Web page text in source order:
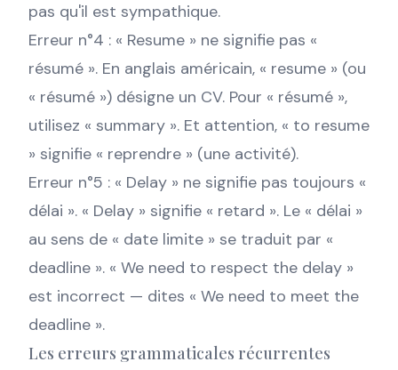
pas qu'il est sympathique.
Erreur n°4 : « Resume » ne signifie pas «
résumé ». En anglais américain, « resume » (ou
« résumé ») désigne un CV. Pour « résumé »,
utilisez « summary ». Et attention, « to resume
» signifie « reprendre » (une activité).
Erreur n°5 : « Delay » ne signifie pas toujours «
délai ». « Delay » signifie « retard ». Le « délai »
au sens de « date limite » se traduit par «
deadline ». « We need to respect the delay »
est incorrect — dites « We need to meet the
deadline ».
Les erreurs grammaticales récurrentes